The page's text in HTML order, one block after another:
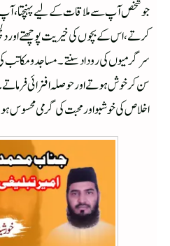
جو شخص آپ سے ملاقات کے لیے
کرتے، اس کے بچوں کی خیریت پوچھتے اور
سرگرمیوں کی روداد سنتے۔ مساجد و مکاتب
سن کر خوش ہوتے اور حوصلہ افزائی
اخلاص کی خوشبو اور محبت کی گرمی محسوس